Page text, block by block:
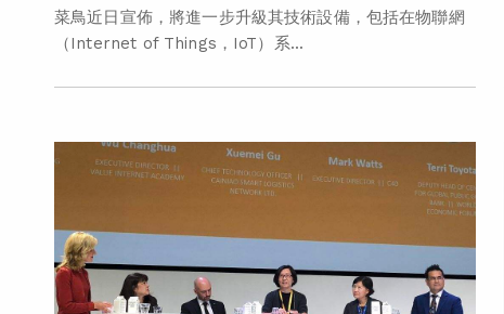
菜鳥近日宣佈，將進一步升級其技術設備，包括在物聯網
（Internet of Things，IoT）系...